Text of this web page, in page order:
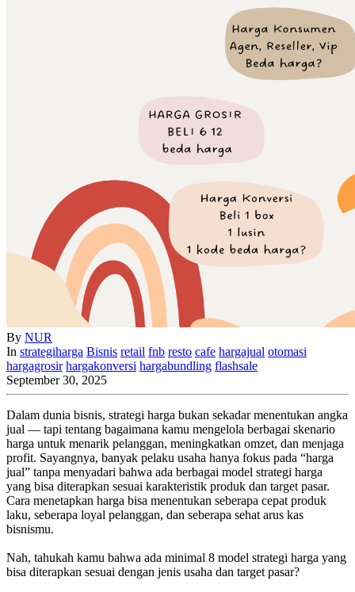
By NUR
In strategiharga Bisnis retail fnb resto cafe hargajual otomasi
hargagrosir hargakonversi hargabundling flashsale
September 30, 2025
Dalam dunia bisnis, strategi harga bukan sekadar menentukan angka
jual — tapi tentang bagaimana kamu mengelola berbagai skenario
harga untuk menarik pelanggan, meningkatkan omzet, dan menjaga
profit. Sayangnya, banyak pelaku usaha hanya fokus pada “harga
jual” tanpa menyadari bahwa ada berbagai model strategi harga
yang bisa diterapkan sesuai karakteristik produk dan target pasar.
Cara menetapkan harga bisa menentukan seberapa cepat produk
laku, seberapa loyal pelanggan, dan seberapa sehat arus kas
bisnismu.
Nah, tahukah kamu bahwa ada minimal 8 model strategi harga yang
bisa diterapkan sesuai dengan jenis usaha dan target pasar?